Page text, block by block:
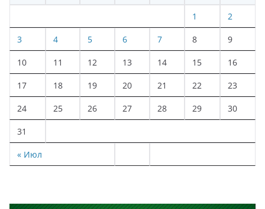
« Июл
1 2
3 4 5 6 7 8 9
10 11 12 13 14 15 16
17 18 19 20 21 22 23
24 25 26 27 28 29 30
31